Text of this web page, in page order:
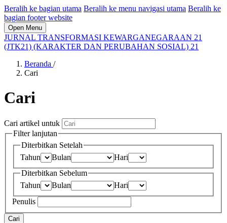
Beralih ke bagian utama Beralih ke menu navigasi utama Beralih ke
bagian footer website
Open Menu
JURNAL TRANSFORMASI KEWARGANEGARAAN 21
(JTK21) (KARAKTER DAN PERUBAHAN SOSIAL) 21
Beranda /
Cari
Cari
Cari artikel untuk
Filter lanjutan
Diterbitkan Setelah
Tahun
Bulan
Hari
Diterbitkan Sebelum
Tahun
Bulan
Hari
Penulis
Cari